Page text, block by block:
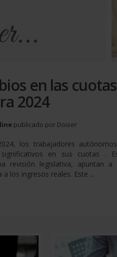
en las cuotas
2024
publicado por Doiser
los trabajadores
en sus cuotas .
revisión legislativa, apuntan a
los ingresos reales. Este ...